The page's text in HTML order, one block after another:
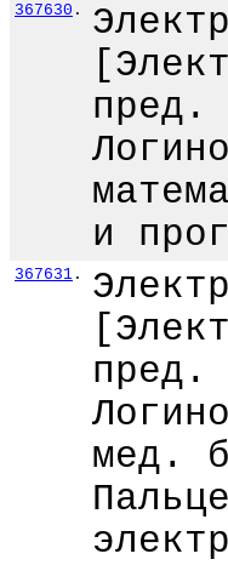
367630 .
пред.
и
367631 .
пред.
мед.